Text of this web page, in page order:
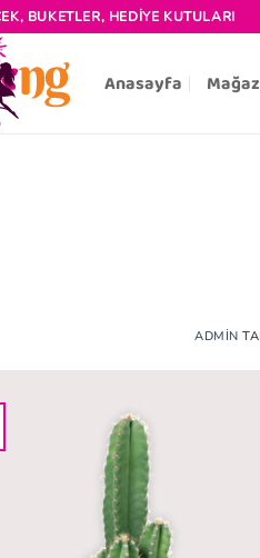
BUKETLER, HEDIYE KUTULARI
Anasayfa
ADMIN